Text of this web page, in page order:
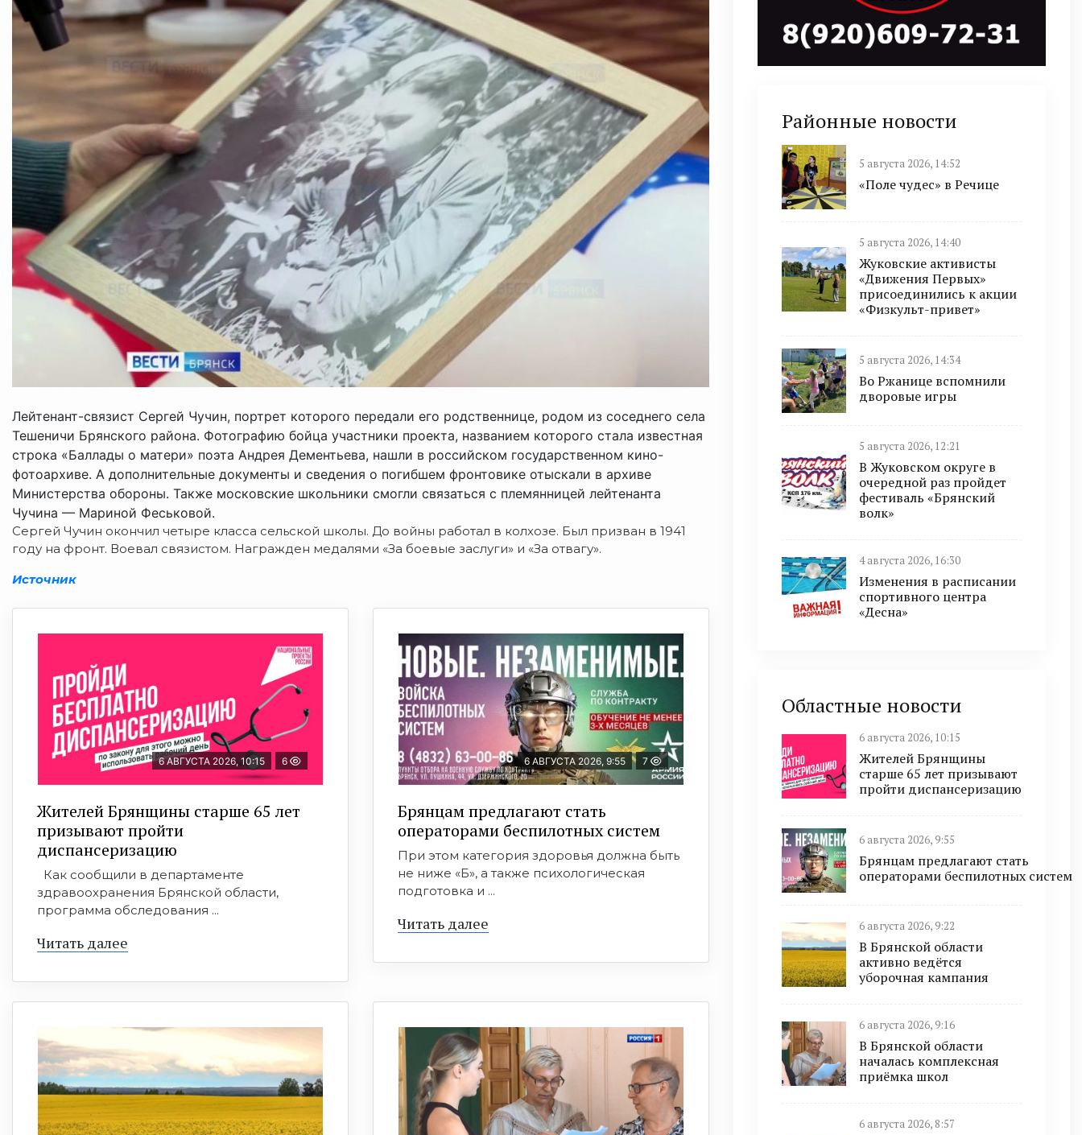
Лейтенант-связист Сергей Чучин, портрет которого передали его родственнице, родом из соседнего села
Тешеничи Брянского района. Фотографию бойца участники проекта, названием которого стала известная
строка «Баллады о матери» поэта Андрея Дементьева, нашли в российском государственном кино-
фотоархиве. А дополнительные документы и сведения о погибшем фронтовике отыскали в архиве
Министерства обороны. Также московские школьники смогли связаться с племянницей лейтенанта
Чучина — Мариной Феськовой.
Сергей Чучин окончил четыре класса сельской школы. До войны работал в колхозе. Был призван в 1941
году на фронт. Воевал связистом. Награжден медалями «За боевые заслуги» и «За отвагу».
Источник
6 АВГУСТА 2026, 10:15 6
Жителей Брянщины старше 65 лет
призывают пройти
диспансеризацию
Как сообщили в департаменте
здравоохранения Брянской области,
программа обследования ...
Читать далее
6 АВГУСТА 2026, 9:55 7
Брянцам предлагают стать
оперaторами бeспилотных систeм
При этом категория здоровья должна быть
не ниже «Б», а также психологическая
подготовка и ...
Читать далее
Районные новости
5 августа 2026, 14:52
«Поле чудес» в Речице
5 августа 2026, 14:40
Жуковские активисты
«Движения Первых»
присоединились к акции
«Физкульт-привет»
5 августа 2026, 14:34
Во Ржанице вспомнили
дворовые игры
5 августа 2026, 12:21
В Жуковском округе в
очередной раз пройдет
фестиваль «Брянский
волк»
4 августа 2026, 16:30
Изменения в расписании
спортивного центра
«Десна»
Областные новости
6 августа 2026, 10:15
Жителей Брянщины
старше 65 лет призывают
пройти диспансеризацию
6 августа 2026, 9:55
Брянцам предлагают стать
оперaторами бeспилотных систeм
6 августа 2026, 9:22
В Брянской области
активно ведётся
уборочная кампания
6 августа 2026, 9:16
В Брянской области
началась комплексная
приёмка школ
6 августа 2026, 8:57